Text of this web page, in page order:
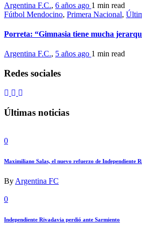
Argentina F.C., 6 años ago 1 min read
Fútbol Mendocino, Primera Nacional,
Porreta: “Gimnasia tiene mucha
Argentina F.C., 5 años ago 1 min read
Redes sociales
Últimas noticias
0
Maximiliano Salas, el nuevo refuerzo de Independiente
By Argentina FC
0
Independiente Rivadavia perdió ante Sarmiento